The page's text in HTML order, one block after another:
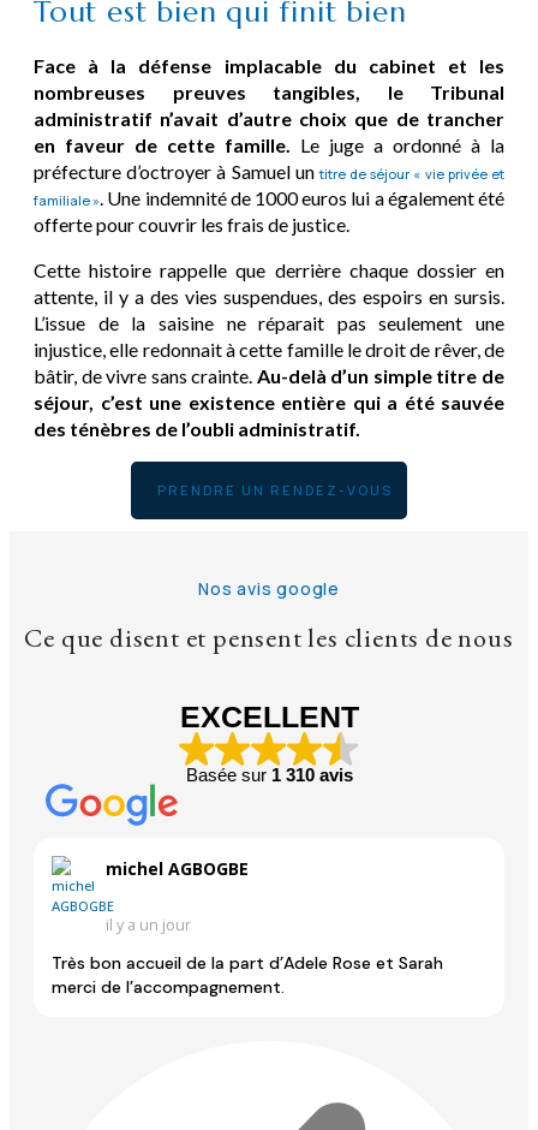
Tout est bien qui finit bien
Face à la défense implacable du cabinet et les
nombreuses preuves tangibles, le Tribunal
administratif n’avait d’autre choix que de trancher
en faveur de cette famille.
Le juge a ordonné à la
préfecture d’octroyer à Samuel untitre de séjour « vie privée et
familiale » . Une indemnité de 1000 euros lui a également été
offerte pour couvrir les frais de justice.
Cette histoire rappelle que derrière chaque dossier en
attente, il y a des vies suspendues, des espoirs en sursis.
L’issue de la saisine ne réparait pas seulement une
injustice, elle redonnait à cette famille le droit de rêver, de
bâtir, de vivre sans crainte. Au-delà d’un simple titre de
séjour, c’est une existence entière qui a été sauvée
des ténèbres de l’oubli administratif.
PRENDRE UN RENDEZ-VOUS
Nos avis google
Ce que disent et pensent les clients de nous
EXCELLENT
Basée sur 1 310 avis
michel AGBOGBE
il y a un jour
Très bon accueil de la part d’Adele Rose et Sarah
merci de l’accompagnement.